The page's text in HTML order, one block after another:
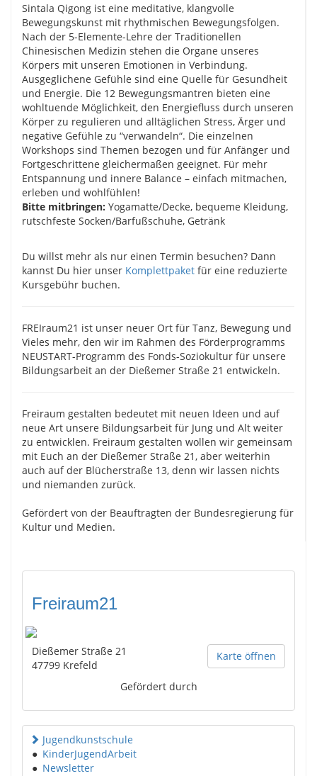
Sintala Qigong ist eine meditative, klangvolle
Bewegungskunst mit rhythmischen Bewegungsfolgen.
Nach der 5-Elemente-Lehre der Traditionellen
Chinesischen Medizin stehen die Organe unseres
Körpers mit unseren Emotionen in Verbindung.
Ausgeglichene Gefühle sind eine Quelle für Gesundheit
und Energie. Die 12 Bewegungsmantren bieten eine
wohltuende Möglichkeit, den Energiefluss durch unseren
Körper zu regulieren und alltäglichen Stress, Ärger und
negative Gefühle zu “verwandeln“. Die einzelnen
Workshops sind Themen bezogen und für Anfänger und
Fortgeschrittene gleichermaßen geeignet. Für mehr
Entspannung und innere Balance – einfach mitmachen,
erleben und wohlfühlen!
Bitte mitbringen: Yogamatte/Decke, bequeme Kleidung,
rutschfeste Socken/Barfußschuhe, Getränk
Du willst mehr als nur einen Termin besuchen? Dann
kannst Du hier unser Komplettpaket für eine reduzierte
Kursgebühr buchen.
FREIraum21 ist unser neuer Ort für Tanz, Bewegung und
Vieles mehr, den wir im Rahmen des Förderprogramms
NEUSTART-Programm des Fonds-Soziokultur für unsere
Bildungsarbeit an der Dießemer Straße 21 entwickeln.
Freiraum gestalten bedeutet mit neuen Ideen und auf
neue Art unsere Bildungsarbeit für Jung und Alt weiter
zu entwicklen. Freiraum gestalten wollen wir gemeinsam
mit Euch an der Dießemer Straße 21, aber weiterhin
auch auf der Blücherstraße 13, denn wir lassen nichts
und niemanden zurück.
Gefördert von der Beauftragten der Bundesregierung für
Kultur und Medien.
Freiraum21
Karte öffnen
Dießemer Straße 21
47799 Krefeld
Gefördert durch
Jugendkunstschule
● KinderJugendArbeit
● Newsletter